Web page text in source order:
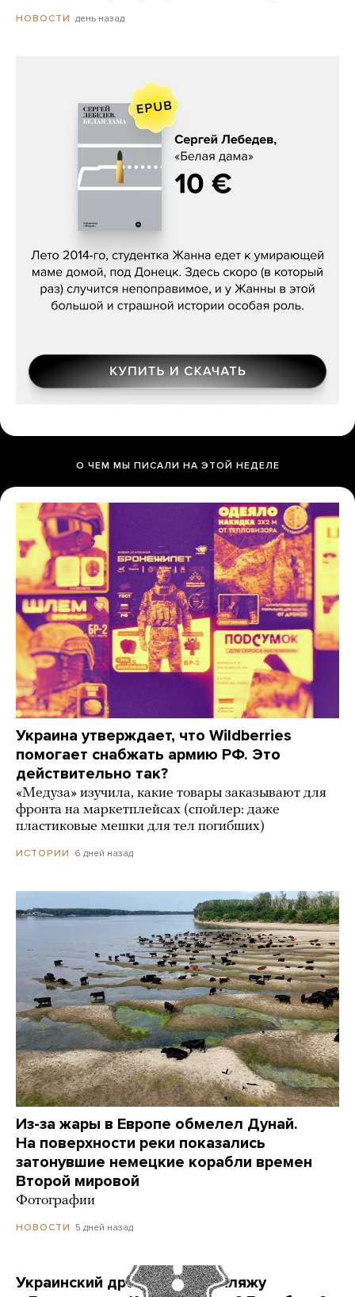
НОВОСТИ день назад
Сергей Лебедев, «Белая дама»
О ЧЕМ МЫ ПИСАЛИ НА ЭТОЙ НЕДЕЛЕ
Украина утверждает, что Wildberries
помогает снабжать армию РФ. Это
действительно так?
«Медуза» изучила, какие товары заказывают для
фронта на маркетплейсах (спойлер: даже
пластиковые мешки для тел погибших)
ИСТОРИИ 6 дней назад
Из-за жары в Европе обмелел Дунай.
На поверхности реки показались
затонувшие немецкие корабли времен
Второй мировой
Фотографии
НОВОСТИ 5 дней назад
Украинский дрон попал по пляжу